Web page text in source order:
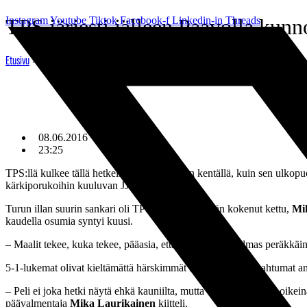
Mene
sisältöön
InstagramYoutube Tiktok Facebook-f Linkedin-in Threads
TPS järjesti jälleen Paavolla
Etusivu»
08.06.2016
23:25
TPS:llä kulkee tällä hetkellä mukavasti, niin kentällä, kuin sen
kärkiporukoihin kuuluvan JJK:n peräti 5-1.
Turun illan suurin sankari oli TPS:n hyökkäyspään kokenut kettu,
kaudella osumia syntyi kuusi.
– Maalit tekee, kuka tekee, pääasia, että joku tekee. Kolmas
5-1-lukemat olivat kieltämättä härskimmät kuin mitä pelitapahtumat
– Peli ei joka hetki näytä ehkä kauniilta, mutta taas tehtiin niinä
päävalmentaja Mika Laurikainen kiitteli.